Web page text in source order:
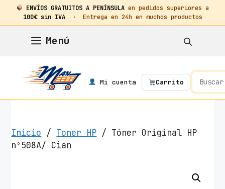
ENVÍOS GRATUITOS A PENÍNSULA en pedidos superiores a
100€ sin IVA· Entrega en 24h en muchos productos
contenido
Menú
Mi cuenta Carrito
Inicio / Toner HP / Tóner Original HP
nº508A/ Cian